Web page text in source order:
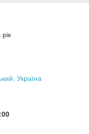
Україна